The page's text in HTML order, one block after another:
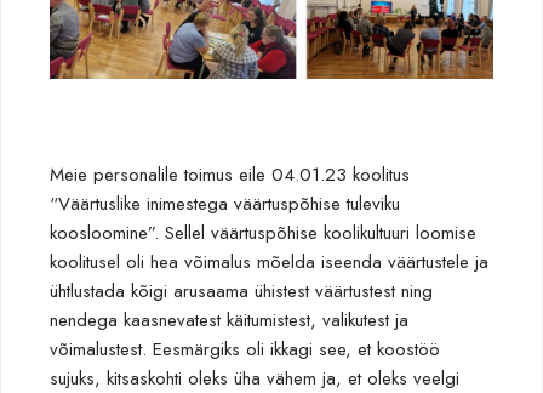
Meie personalile toimus eile 04.01.23 koolitus
“Väärtuslike inimestega väärtuspõhise tuleviku
koosloomine”. Sellel väärtuspõhise koolikultuuri loomise
koolitusel oli hea võimalus mõelda iseenda väärtustele ja
ühtlustada kõigi arusaama ühistest väärtustest ning
nendega kaasnevatest käitumistest, valikutest ja
võimalustest. Eesmärgiks oli ikkagi see, et koostöö
sujuks, kitsaskohti oleks üha vähem ja, et oleks veelgi